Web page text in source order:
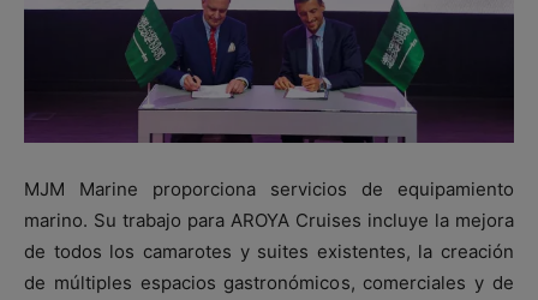
MJM Marine proporciona servicios de equipamiento
marino. Su trabajo para AROYA Cruises incluye la mejora
de todos los camarotes y suites existentes, la creación
de múltiples espacios gastronómicos, comerciales y de